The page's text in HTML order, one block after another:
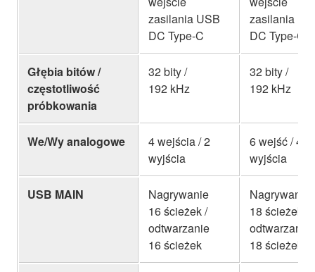
zasilania USB
DC Type-C
zasilania
DC Type-C
Głębia bitów /
częstotliwość
próbkowania
32 bity /
192 kHz
32 bity /
192 kHz
We/Wy analogowe
4 wejścia / 2
wyjścia
6 wejść / 4
wyjścia
USB MAIN
Nagrywanie
16 ścieżek /
odtwarzanie
16 ścieżek
Nagrywanie
18 ścieżek /
odtwarzanie
18 ścieżek